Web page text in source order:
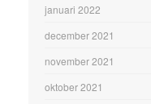
januari 2022
december 2021
november 2021
oktober 2021